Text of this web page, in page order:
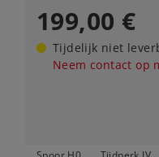
199,00 €
Tijdelijk niet
Neem contact op